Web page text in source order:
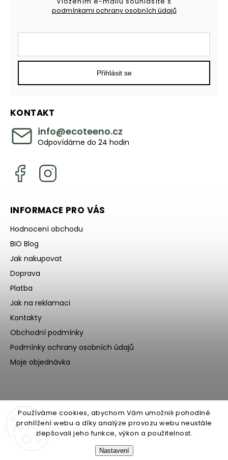
Používáme cookies, abychom Vám umožnili pohodlné
prohlížení webu a díky analýze provozu webu neustále
zlepšovali jeho funkce, výkon a použitelnost.
Nastavení
KONTAKT
info@ecoteeno.cz
Odpovídáme do 24 hodin
podmínkami ochrany osobních údajů
Přihlásit se
INFORMACE PRO VÁS
Hodnocení obchodu
BIO Blog
Jak nakupovat
Doprava
Platba
Jak na reklamaci
Kontakty
Obchodní podmínky
Podmínky ochrany osobních údajů
Moje objednávka